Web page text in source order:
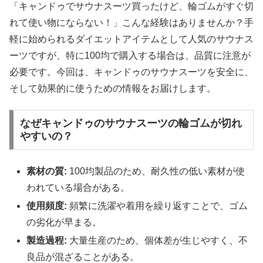
「キャンドゥでサウナスーツ買ったけど、輪ゴムがすぐ切
れて使い物にならない！」こんな経験はありませんか？手
軽に始められるダイエットアイテムとして人気のサウナス
ーツですが、特に100均で購入する場合は、品質に注意が
必要です。今回は、キャンドゥのサウナスーツを安全に、
そして効果的に使うための情報をお届けします。
なぜキャンドゥのサウナスーツの輪ゴムが切れ
やすいの？
素材の質: 100均製品のため、耐久性の低い素材が使
われている場合がある。
使用頻度: 頻繁に洗濯や着用を繰り返すことで、ゴム
の劣化が早まる。
製造過程: 大量生産のため、個体差が生じやすく、不
良品が混ざることがある。